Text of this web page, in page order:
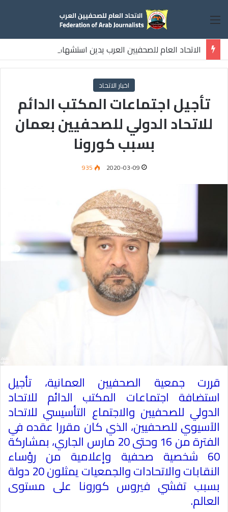
القائمة
الاتحاد العام للصحفيين العرب يدين استشهاد
ثلاثة صحفيين فلسطينيين باستهداف إسرائيلي وسط قطاع غزة
اخبار الاتحاد
تأجيل اجتماعات المكتب الدائم
للاتحاد الدولي للصحفيين بعمان
بسبب كورونا
2020-03-09
935
قررت جمعية الصحفيين العمانية، تأجيل
استضافة اجتماعات المكتب الدائم للاتحاد
الدولي للصحفيين والاجتماع التأسيسي للاتحاد
الآسيوي للصحفيين، الذي كان مقررا عقده في
الفترة من 16 وحتى 20 مارس الجاري، بمشاركة
60 شخصية صحفية وإعلامية من رؤساء
النقابات والاتحادات والجمعيات يمثلون 20 دولة
بسبب تفشي فيروس كورونا على مستوى
العالم.